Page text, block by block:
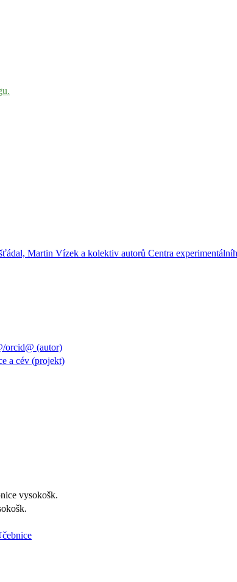
Martin Vízek a kolektiv autorů Centra
orcid@ (autor)
a cév (projekt)
vysokošk.